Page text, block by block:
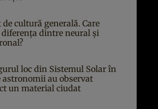
de cultură generală. Care
diferența dintre neural și
loc din Sistemul Solar în
astronomii au observat
un material ciudat